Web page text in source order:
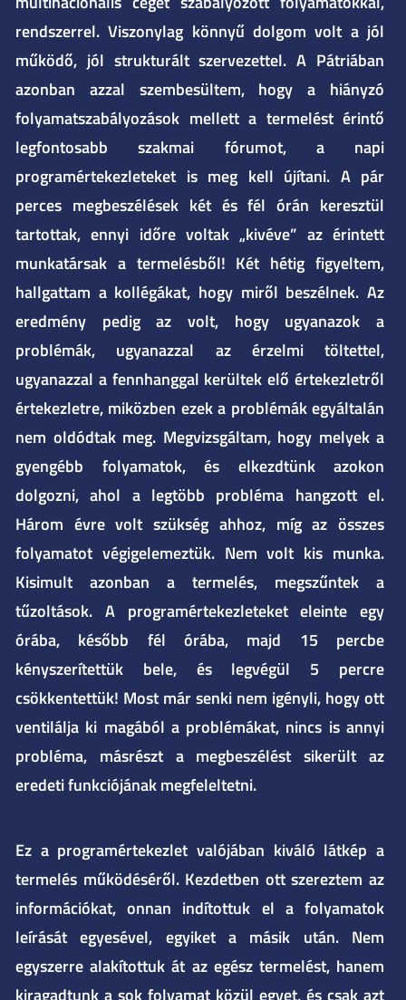
rendszerrel. Viszonylag könnyű dolgom volt a jól
működő, jól strukturált szervezettel. A Pátriában
azonban azzal szembesültem, hogy a hiányzó
folyamatszabályozások mellett a termelést érintő
legfontosabb szakmai fórumot, a napi
programértekezleteket is meg kell újítani. A pár
perces megbeszélések két és fél órán keresztül
tartottak, ennyi időre voltak „kivéve” az érintett
munkatársak a termelésből! Két hétig figyeltem,
hallgattam a kollégákat, hogy miről beszélnek. Az
eredmény pedig az volt, hogy ugyanazok a
problémák, ugyanazzal az érzelmi töltettel,
ugyanazzal a fennhanggal kerültek elő értekezletről
értekezletre, miközben ezek a problémák egyáltalán
nem oldódtak meg. Megvizsgáltam, hogy melyek a
gyengébb folyamatok, és elkezdtünk azokon
dolgozni, ahol a legtöbb probléma hangzott el.
Három évre volt szükség ahhoz, míg az összes
folyamatot végigelemeztük. Nem volt kis munka.
Kisimult azonban a termelés, megszűntek a
tűzoltások. A programértekezleteket eleinte egy
órába, később fél órába, majd 15 percbe
kényszerítettük bele, és legvégül 5 percre
csökkentettük! Most már senki nem igényli, hogy ott
ventilálja ki magából a problémákat, nincs is annyi
probléma, másrészt a megbeszélést sikerült az
eredeti funkciójának megfeleltetni.
Ez a programértekezlet valójában kiváló látkép a
termelés működéséről. Kezdetben ott szereztem az
információkat, onnan indítottuk el a folyamatok
leírását egyesével, egyiket a másik után. Nem
egyszerre alakítottuk át az egész termelést, hanem
kiragadtunk a sok folyamat közül egyet, és csak azt